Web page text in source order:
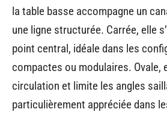
la table basse accompagne un
une ligne structurée. Carrée, elle
point central, idéale dans les
compactes ou modulaires. Ovale,
circulation et limite les angles
particulièrement appréciée dans